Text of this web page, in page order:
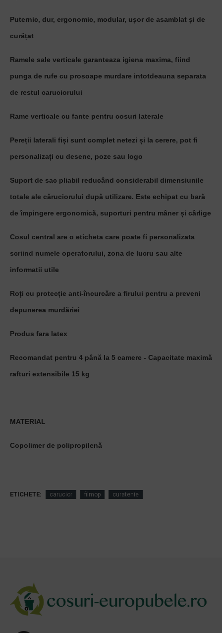
Puternic, dur, ergonomic, modular, ușor de asamblat și de
curățat
Ramele sale verticale garanteaza igiena maxima, fiind
punga de rufe cu prosoape murdare intotdeauna separata
de restul caruciorului
Rame verticale cu fante pentru cosuri laterale
Pereții laterali fiși sunt complet netezi și la cerere, pot fi
personalizați cu desene, poze sau logo
Suport de sac pliabil reducând considerabil dimensiunile
totale ale căruciorului după utilizare. Este echipat cu bară
de împingere ergonomică, suporturi pentru mâner și cârlige
Cosul central are o eticheta care poate fi personalizata
scriind numele operatorului, zona de lucru sau alte
informatii utile
Roți cu protecție anti-încurcăre a firului pentru a preveni
depunerea murdăriei
Produs fara latex
Recomandat pentru 4 până la 5 camere - Capacitate maximă
rafturi extensibile 15 kg
MATERIAL
Copolimer de polipropilenă
ETICHETE: carucior filmop curatenie